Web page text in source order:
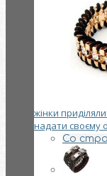
жінки
надати своєму
Со